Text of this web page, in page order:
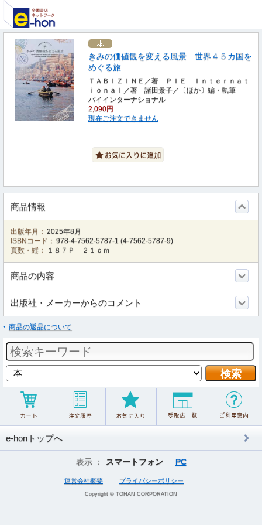
きみの価値観を変える風景 世界４５カ国を
めぐる旅
ＴＡＢＩＺＩＮＥ／著 ＰＩＥ Ｉｎｔｅｒｎａｔ
ｉｏｎａｌ／著 諸田景子／〔ほか〕編・執筆
パイインターナショナル
2,090円
現在ご注文できません
商品情報
出版年月： 2025年8月
ISBNコード： 978-4-7562-5787-1 (4-7562-5787-9)
頁数・縦：
１８７Ｐ ２１ｃｍ
商品の内容
出版社・メーカーからのコメント
商品の返品について
e-honトップへ
表示 ： スマートフォン PC
運営会社概要 プライバシーポリシー
Copyright © TOHAN CORPORATION